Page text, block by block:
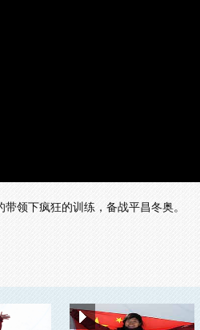
领下疯狂的训练，备战平昌冬奥。